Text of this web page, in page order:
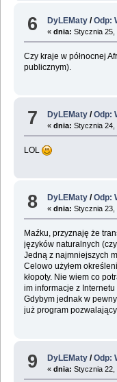
6 DyLEMaty /Odp:
«dnia: Stycznia 25,
Czy kraje w północnej
publicznym).
7 DyLEMaty /Odp:
«dnia: Stycznia 24,
LOL
8 DyLEMaty /Odp:
«dnia: Stycznia 23,
Maźku, przyznaję że
języków naturalnych
Jedną z najmniejszych
Celowo użyłem
kłopoty. Nie wiem co
im informacje z
Gdybym jednak w
już program
9 DyLEMaty /Odp:
«dnia: Stycznia 22,